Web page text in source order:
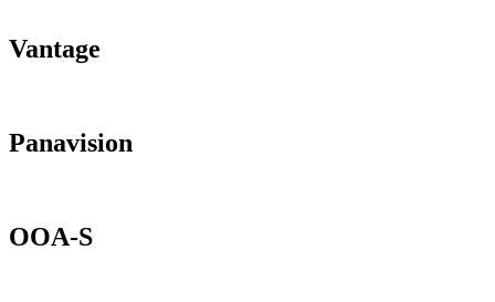
Vantage
Panavision
OOA-S